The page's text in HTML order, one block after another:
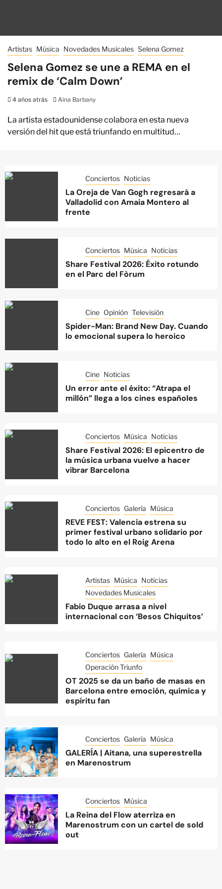
Artistas Música Novedades Musicales Selena Gomez
Selena Gomez se une a REMA en el
remix de ‘Calm Down’
4 años atrás Aina Barbany
La artista estadounidense colabora en esta nueva
versión del hit que está triunfando en multitud…
Conciertos Noticias
La Oreja de Van Gogh regresará a
Valladolid con Amaia Montero al
frente
Conciertos Música Noticias
Share Festival 2026: Éxito rotundo
en el Parc del Fòrum
Cine Opinión Televisión
Spider-Man: Brand New Day. Cuando
lo emocional supera lo heroico
Cine Noticias
Un error ante el éxito: “Atrapa el
millón” llega a los cines españoles
Conciertos Música Noticias
Share Festival 2026: El epicentro de
la música urbana vuelve a hacer
vibrar Barcelona
Conciertos Galería Música
REVE FEST: Valencia estrena su
primer festival urbano solidario por
todo lo alto en el Roig Arena
Artistas Música Noticias
Novedades Musicales
Fabio Duque arrasa a nivel
internacional con ‘Besos Chiquitos’
Conciertos Galería Música
Operación Triunfo
OT 2025 se da un baño de masas en
Barcelona entre emoción, química y
espíritu fan
Conciertos Galería Música
GALERÍA | Aitana, una superestrella
en Marenostrum
Conciertos Música
La Reina del Flow aterriza en
Marenostrum con un cartel de sold
out